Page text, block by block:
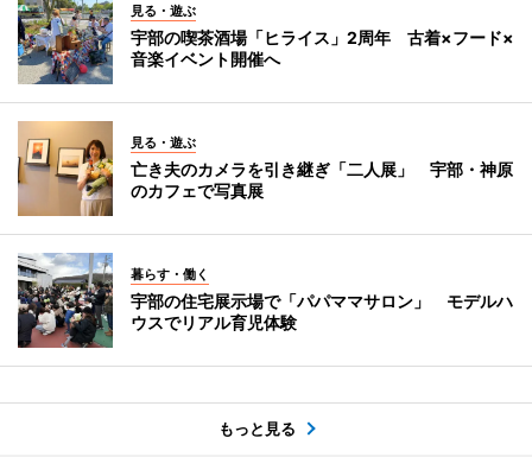
見る・遊ぶ
宇部の喫茶酒場「ヒライス」2周年 古着×フード×
音楽イベント開催へ
見る・遊ぶ
亡き夫のカメラを引き継ぎ「二人展」 宇部・神原
のカフェで写真展
暮らす・働く
宇部の住宅展示場で「パパママサロン」 モデルハ
ウスでリアル育児体験
もっと見る